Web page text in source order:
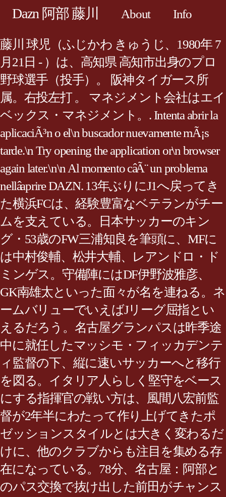
Dazn 阿部 藤川 About Info
藤川 球児（ふじかわ きゅうじ、1980年 7
月21日 - ）は、高知県 高知市出身のプロ
野球選手（投手）。 阪神タイガース所
属。右投左打 。 マネジメント会社はエイ
ベックス・マネジメント。. Intenta abrir la
aplicaciÃ³n o el\n buscador nuevamente mÃ¡s
tarde.\n Try opening the application or\n browser
again later.\n\n Al momento câÃ¨ un problema
nellâaprire DAZN. 13年ぶりにJ1へ戻ってき
た横浜FCは、経験豊富なベテランがチー
ムを支えている。日本サッカーのキン
グ・53歳のFW三浦知良を筆頭に、MFに
は中村俊輔、松井大輔、レアンドロ・ド
ミンゲス。守備陣にはDF伊野波雅彦、
GK南雄太といった面々が名を連ねる。ネ
ームバリューでいえばJリーグ屈指とい
えるだろう。名古屋グランパスは昨季途
中に就任したマッシモ・フィッカデンテ
ィ監督の下、縦に速いサッカーへと移行
を図る。イタリア人らしく堅守をベース
にする指揮官の戦い方は、風間八宏前監
督が2年半にわたって作り上げてきたポ
ゼッションスタイルとは大きく変わるだ
けに、他のクラブからも注目を集める存
在になっている。78分、名古屋：阿部と
のパス交換で抜け出した前田がチャンス